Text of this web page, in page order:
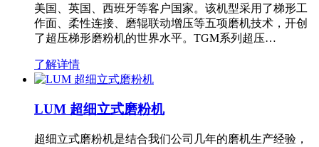
美国、英国、西班牙等客户国家。该机型采用了梯形工
作面、柔性连接、磨辊联动增压等五项磨机技术，开创
了超压梯形磨粉机的世界水平。TGM系列超压…
了解详情
LUM 超细立式磨粉机
超细立式磨粉机是结合我们公司几年的磨机生产经验，